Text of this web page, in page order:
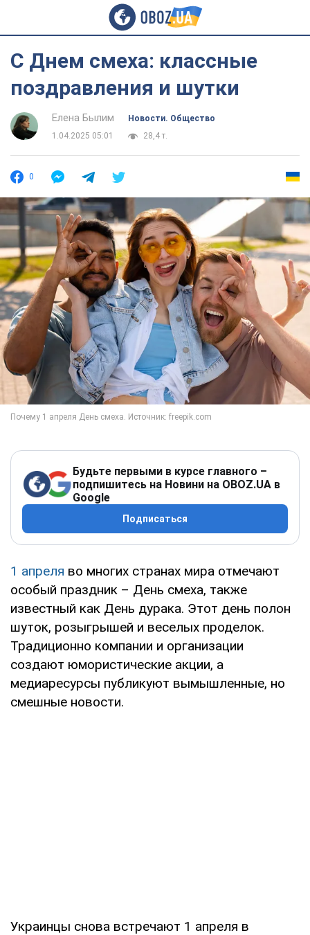
С Днем смеха: классные
поздравления и шутки
Елена Былим
Новости. Общество
1.04.2025 05:01
28,4 т.
0
Будьте первыми в курсе главного –
подпишитесь на Новини на OBOZ.UA в
Google
Подписаться
1 апреля во многих странах мира отмечают
особый праздник – День смеха, также
известный как День дурака. Этот день полон
шуток, розыгрышей и веселых проделок.
Традиционно компании и организации
создают юмористические акции, а
медиаресурсы публикуют вымышленные, но
смешные новости.
Украинцы снова встречают 1 апреля в